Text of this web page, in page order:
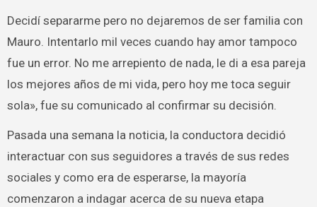
Decidí separarme pero no dejaremos de ser familia con
Mauro. Intentarlo mil veces cuando hay amor tampoco
fue un error. No me arrepiento de nada, le di a esa pareja
los mejores años de mi vida, pero hoy me toca seguir
sola», fue su comunicado al confirmar su decisión.
Pasada una semana la noticia, la conductora decidió
interactuar con sus seguidores a través de sus redes
sociales y como era de esperarse, la mayoría
comenzaron a indagar acerca de su nueva etapa